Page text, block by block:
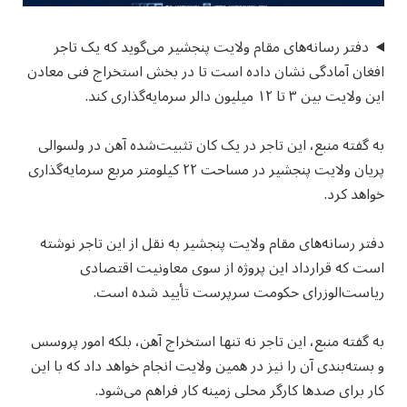
دفتر رسانه‌های مقام ولایت پنجشیر می‌گوید که یک تاجر
افغان آمادگی نشان داده است تا در بخش استخراج فنی معادن
این ولایت بین ۳ تا ۱۲ میلیون دالر سرمایه‌گذاری کند.
به گفته منبع، این تاجر در یک کان تثبیت‌شده آهن در ولسوالی
پریان ولایت پنجشیر در مساحت ۲۲ کیلومتر مربع سرمایه‌گذاری
خواهد کرد.
دفتر رسانه‌های مقام ولایت پنجشیر به نقل از این تاجر نوشته
است که قرارداد این پروژه از سوی معاونیت اقتصادی
ریاست‌الوزرای حکومت سرپرست تأیید شده است.
به گفته منبع، این تاجر نه تنها استخراج آهن، بلکه امور پروسس
و بسته‌بندی آن را نیز در همین ولایت انجام خواهد داد که با این
کار برای صدها کارگر محلی زمینه کار فراهم می‌شود.